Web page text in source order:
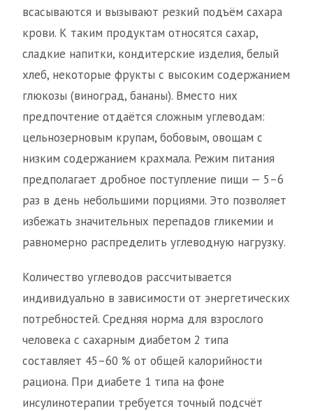
всасываются и вызывают резкий подъём сахара
крови. К таким продуктам относятся сахар,
сладкие напитки, кондитерские изделия, белый
хлеб, некоторые фрукты с высоким содержанием
глюкозы (виноград, бананы). Вместо них
предпочтение отдаётся сложным углеводам:
цельнозерновым крупам, бобовым, овощам с
низким содержанием крахмала. Режим питания
предполагает дробное поступление пищи — 5–6
раз в день небольшими порциями. Это позволяет
избежать значительных перепадов гликемии и
равномерно распределить углеводную нагрузку.
Количество углеводов рассчитывается
индивидуально в зависимости от энергетических
потребностей. Средняя норма для взрослого
человека с сахарным диабетом 2 типа
составляет 45–60 % от общей калорийности
рациона. При диабете 1 типа на фоне
инсулинотерапии требуется точный подсчёт